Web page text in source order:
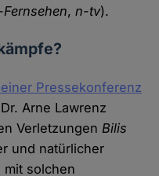
,n-tv).
Pressekonferenz
Arne Lawrenz
VerletzungenBilis
und natürlicher
mit solchen